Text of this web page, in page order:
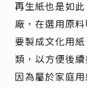
再生紙也是如
廠，在選用原
要製成文化用
類，以方便後
因為屬於家庭